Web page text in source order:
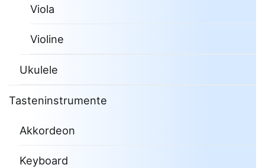
Viola
Violine
Ukulele
Tasteninstrumente
Akkordeon
Keyboard